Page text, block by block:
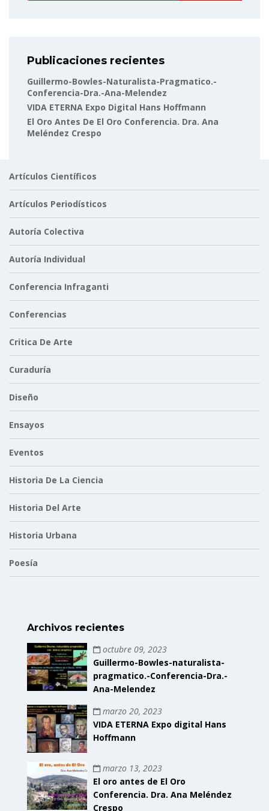
Publicaciones recientes
Guillermo-Bowles-Naturalista-Pragmatico.-
Conferencia-Dra.-Ana-Melendez
VIDA ETERNA Expo Digital Hans Hoffmann
El Oro Antes De El Oro Conferencia. Dra. Ana
Meléndez Crespo
Artículos Científicos
Artículos Periodísticos
Autoría Colectiva
Autoría Individual
Conferencia Infraganti
Conferencias
Critica De Arte
Curaduría
Diseño
Ensayos
Eventos
Historia De La Ciencia
Historia Del Arte
Historia Urbana
Poesía
Archivos recientes
octubre 09, 2023
Guillermo-Bowles-naturalista-
pragmatico.-Conferencia-Dra.-
Ana-Melendez
marzo 20, 2023
VIDA ETERNA Expo digital Hans
Hoffmann
marzo 13, 2023
El oro antes de El Oro
Conferencia. Dra. Ana Meléndez
Crespo